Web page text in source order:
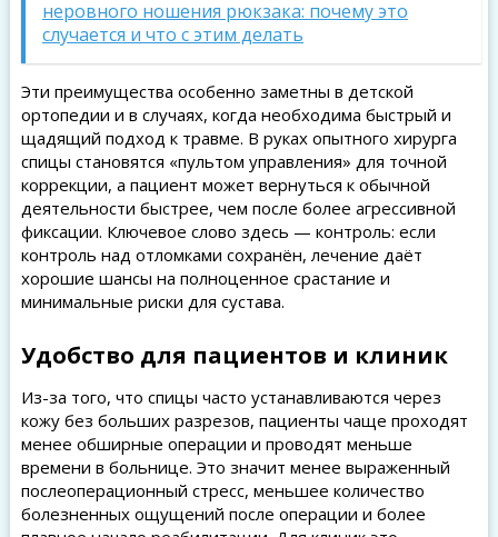
неровного ношения рюкзака: почему это
случается и что с этим делать
Эти преимущества особенно заметны в детской
ортопедии и в случаях, когда необходима быстрый и
щадящий подход к травме. В руках опытного хирурга
спицы становятся «пультом управления» для точной
коррекции, а пациент может вернуться к обычной
деятельности быстрее, чем после более агрессивной
фиксации. Ключевое слово здесь — контроль: если
контроль над отломками сохранён, лечение даёт
хорошие шансы на полноценное срастание и
минимальные риски для сустава.
Удобство для пациентов и клиник
Из-за того, что спицы часто устанавливаются через
кожу без больших разрезов, пациенты чаще проходят
менее обширные операции и проводят меньше
времени в больнице. Это значит менее выраженный
послеоперационный стресс, меньшее количество
болезненных ощущений после операции и более